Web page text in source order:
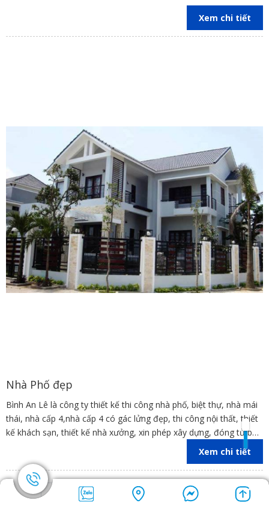
Xem chi tiết
Nhà Phố đẹp
Bình An Lê là công ty thiết kế thi công nhà phố, biệt thự, nhà mái
thái, nhà cấp 4,nhà cấp 4 có gác lửng đẹp, thi công nội thất, thiết
kế khách sạn, thiết kế nhà xưởng, xin phép xây dựng, đóng tủ bếp
trên địa bàn các tỉnh Đồng Nai, Bình Dương, TP Hồ Chí Minh,
Vũng Tàu
Xem chi tiết
Page 1/2 1 Next